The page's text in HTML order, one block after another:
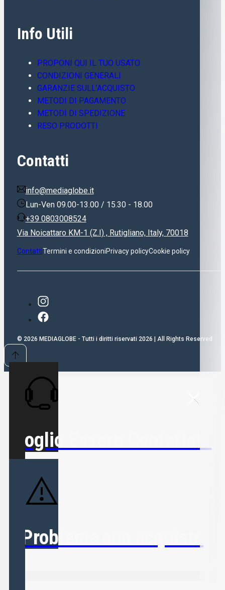
Info Utili
PROPONI QUI IL TUO USATO
CONDIZIONI GENERALI
GARANZIE SULL’ACQUISTO
METODI DI PAGAMENTO
METODI DI SPEDIZIONE
RESO PRODOTTI
Contatti
info@mediaglobe.it
Lun-Ven 09.00-13.00 / 15.30 - 18.00
+39 0803008524
Via Noicattaro KM-1 (Z.I) , Rutigliano, Italy, 70018
ContattiTermini e condizioniPrivacy policyCookie policy
© 2026 MEDIAGLOBE - Tutti i diritti riservati 2026 | All Rights Reserved
Voglio Essere Contattato
Problema con acquisto